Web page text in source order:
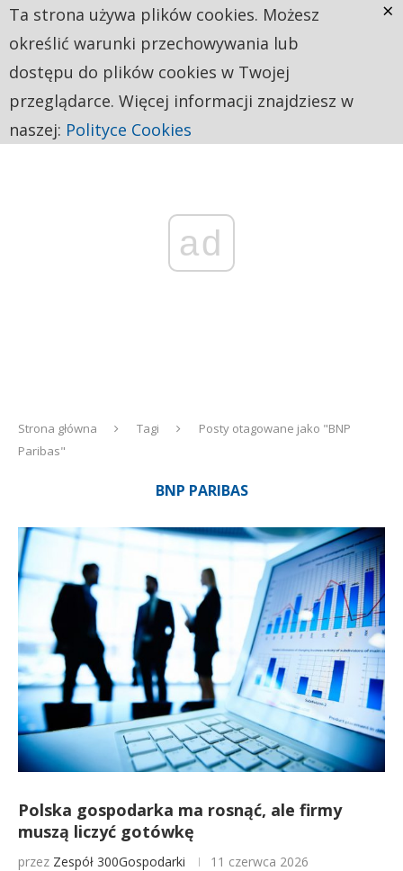
ad
Strona główna Tagi
Posty otagowane jako "BNP
Paribas"
BNP PARIBAS
Polska gospodarka ma rosnąć, ale firmy
muszą liczyć gotówkę
przez Zespół 300Gospodarki 11 czerwca 2026
Ta strona używa plików cookies. Możesz
określić warunki przechowywania lub
dostępu do plików cookies w Twojej
przeglądarce. Więcej informacji znajdziesz w
naszej: Polityce Cookies
×